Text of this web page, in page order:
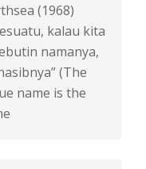
(1968)
kalau kita
namanya,
(The
name is the